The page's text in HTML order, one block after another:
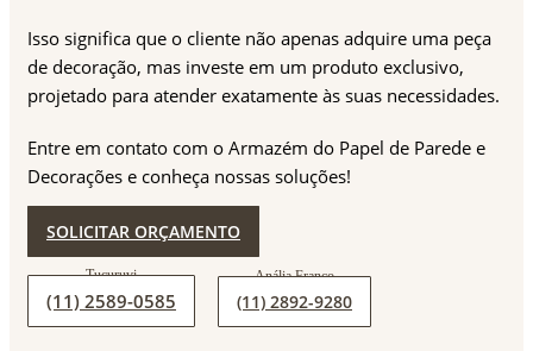
Isso significa que o cliente não apenas adquire uma peça
de decoração, mas investe em um produto exclusivo,
projetado para atender exatamente às suas necessidades.
Entre em contato com o Armazém do Papel de Parede e
Decorações e conheça nossas soluções!
SOLICITAR ORÇAMENTO
(11) 2589-0585 (11) 2892-9280